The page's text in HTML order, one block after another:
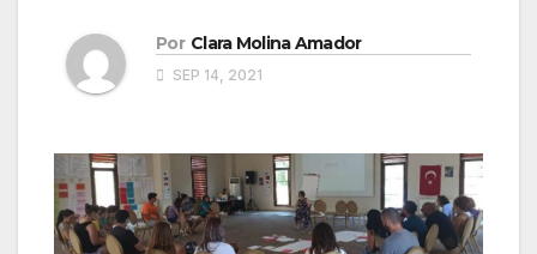
Por Clara Molina Amador
SEP 14, 2021